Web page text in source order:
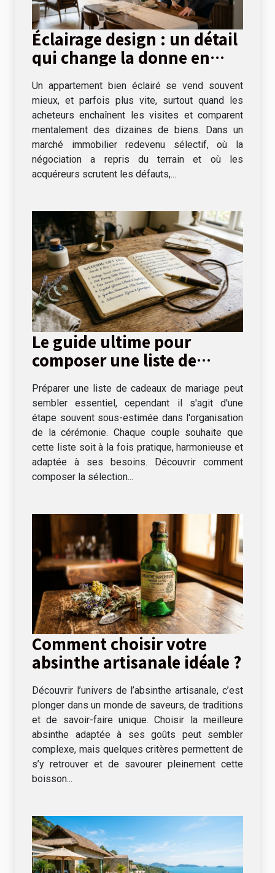
Éclairage design : un détail
qui change la donne en
Un appartement bien éclairé se vend souvent
mieux, et parfois plus vite, surtout quand les
acheteurs enchaînent les visites et comparent
mentalement des dizaines de biens. Dans un
marché immobilier redevenu sélectif, où la
négociation a repris du terrain et où les
acquéreurs scrutent les défauts,...
Le guide ultime pour
composer une liste de
Préparer une liste de cadeaux de mariage peut
sembler essentiel, cependant il s'agit d'une
étape souvent sous-estimée dans l'organisation
de la cérémonie. Chaque couple souhaite que
cette liste soit à la fois pratique, harmonieuse et
adaptée à ses besoins. Découvrir comment
composer la sélection...
Comment choisir votre
absinthe artisanale idéale ?
Découvrir l’univers de l’absinthe artisanale, c’est
plonger dans un monde de saveurs, de traditions
et de savoir-faire unique. Choisir la meilleure
absinthe adaptée à ses goûts peut sembler
complexe, mais quelques critères permettent de
s’y retrouver et de savourer pleinement cette
boisson...